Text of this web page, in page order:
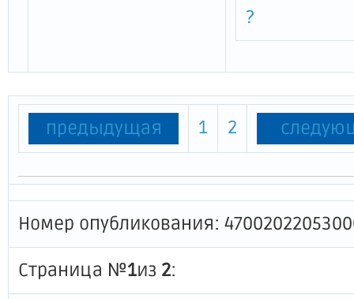
?
предыдущая 1 2
Номер опубликования:
Страница №1из 2: